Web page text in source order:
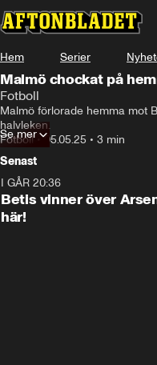
Hem Serier
Malmö chockat på
Fotboll
Malmö förlorade hemma mot
halvleken.
Fotboll•05.05.25 • 3 min
Se mer
Senast
I GÅR 20:36
Betis vinner över
här!